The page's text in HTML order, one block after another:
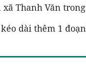
Thanh Văn
dài thêm 1